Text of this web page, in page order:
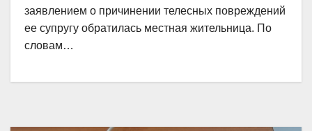
заявлением о причинении телесных повреждений
ее супругу обратилась местная жительница. По
словам…